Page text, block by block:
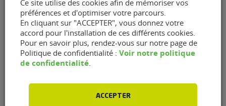
Contacter le garage AD -
Garage des Bruyères de
(19800)
Ce site utilise des cookies afin de mémoriser vos
préférences et d'optimiser votre parcours.
En cliquant sur "ACCEPTER", vous donnez votre
accord pour l'installation de ces différents cookies.
Pour en savoir plus, rendez-vous sur notre page de
Politique de confidentialité : Voir notre politique
de confidentialité.
ACCEPTER